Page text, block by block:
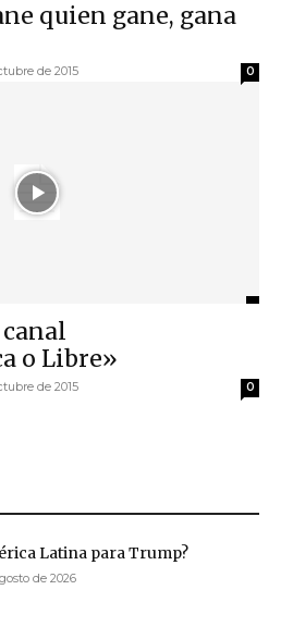
quien gane, gana
de 2015 0
o Libre»
de 2015 0
Latina para Trump?
de 2026